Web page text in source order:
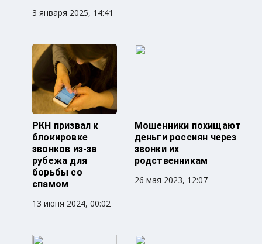
3 января 2025, 14:41
РКН призвал к
блокировке
звонков из-за
рубежа для
борьбы со
спамом
13 июня 2024, 00:02
Мошенники похищают
деньги россиян через
звонки их
родственникам
26 мая 2023, 12:07